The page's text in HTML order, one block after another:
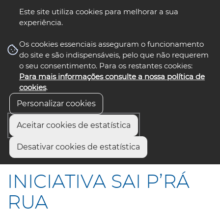
Este site utiliza cookies para melhorar a sua
experiência.
Os cookies essenciais asseguram o funcionamento
do site e são indispensáveis, pelo que não requerem
o seu consentimento. Para os restantes cookies:
Para mais informações consulte a nossa política de
cookies.
Personalizar cookies
Aceitar cookies de estatística
Desativar cookies de estatística
nos select language
Início
INICIATIVA SAI P’RÁ RUA
INICIATIVA SAI P’RÁ
RUA